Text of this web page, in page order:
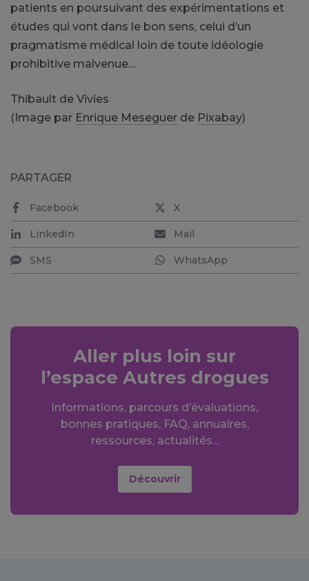
patients en poursuivant des expérimentations et
études qui vont dans le bon sens, celui d’un
pragmatisme médical loin de toute idéologie
prohibitive malvenue…
Thibault de Vivies
(Image par Enrique Meseguer de Pixabay)
PARTAGER
Facebook X
LinkedIn Mail
SMS WhatsApp
Aller plus loin sur
l’espace Autres drogues
Informations, parcours d’évaluations,
bonnes pratiques, FAQ, annuaires,
ressources, actualités...
Découvrir